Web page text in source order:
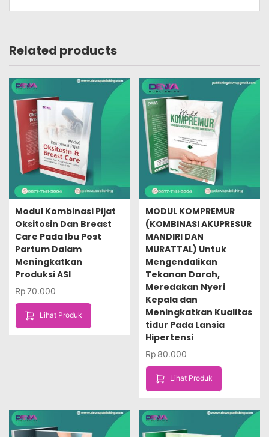
Related products
Modul Kombinasi Pijat
Oksitosin Dan Breast
Care Pada Ibu Post
Partum Dalam
Meningkatkan
Produksi ASI
Rp70.000
Lihat Produk
MODUL KOMPREMUR
(KOMBINASI AKUPRESUR
MANDIRI DAN
MURATTAL) Untuk
Mengendalikan
Tekanan Darah,
Meredakan Nyeri
Kepala dan
Meningkatkan Kualitas
tidur Pada Lansia
Hipertensi
Rp 80.000
Lihat Produk